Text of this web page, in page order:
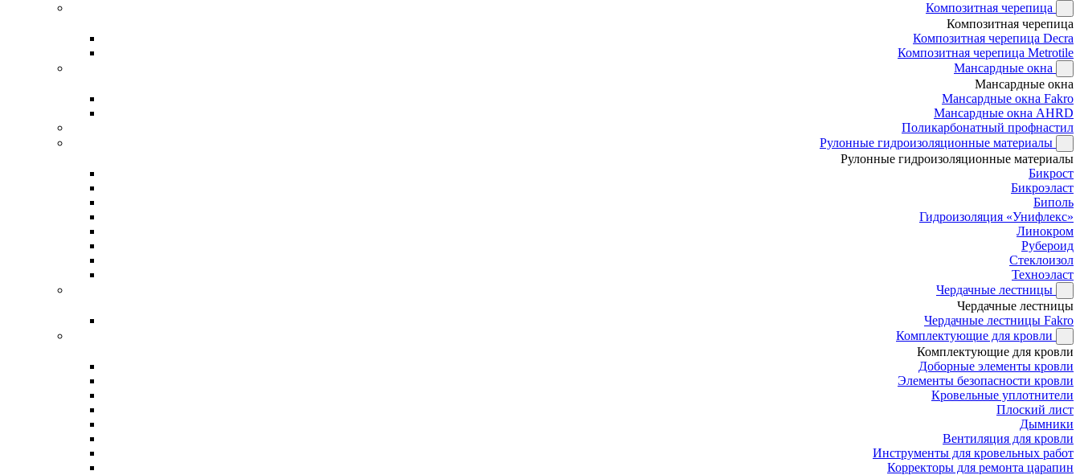
Композитная черепица
Композитная черепица
Композитная черепица Decra
Композитная черепица Metrotile
Мансардные окна
Мансардные окна
Мансардные окна Fakro
Мансардные окна AHRD
Поликарбонатный профнастил
Рулонные гидроизоляционные материалы
Рулонные гидроизоляционные материалы
Бикрост
Бикроэласт
Биполь
Гидроизоляция «Унифлекс»
Линокром
Рубероид
Стеклоизол
Техноэласт
Чердачные лестницы
Чердачные лестницы
Чердачные лестницы Fakro
Комплектующие для кровли
Комплектующие для кровли
Доборные элементы кровли
Элементы безопасности кровли
Кровельные уплотнители
Плоский лист
Дымники
Вентиляция для кровли
Инструменты для кровельных работ
Корректоры для ремонта царапин